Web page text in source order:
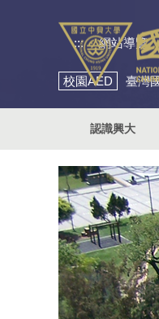
::: 網站導覽
校園AED 臺灣
認識興大